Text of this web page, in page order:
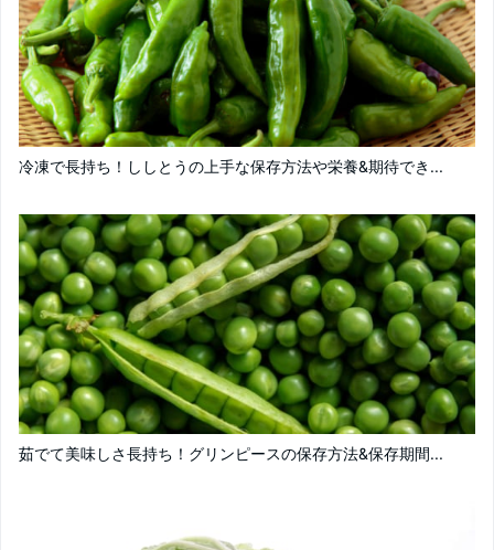
冷凍で長持ち！ししとうの上手な保存方法や栄養&期待でき...
茹でて美味しさ長持ち！グリンピースの保存方法&保存期間...